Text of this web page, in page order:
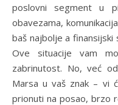
poslovni segment u
obavezama,
baš najbolje a
Ove situacije vam
zabrinutost. No, već
Marsa u vaš znak – vi
prionuti na posao, brzo